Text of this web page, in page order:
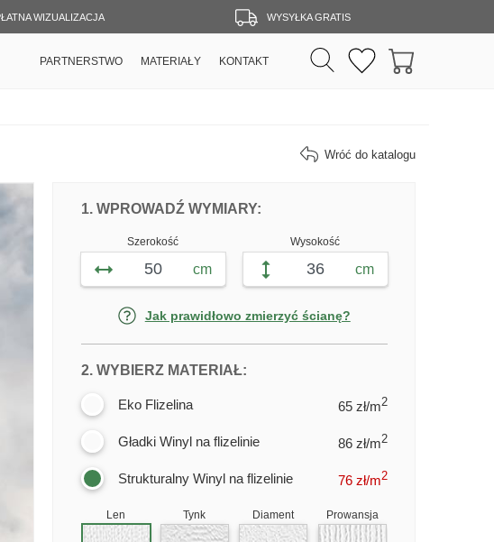
WIZUALIZACJA WYSYŁKA GRATIS
PARTNERSTWO MATERIAŁY KONTAKT
Wróć do katalogu
DOPASUJ FOTOTAPETĘ PIĘKNY BIAŁY
1. WPROWADŹ WYMIARY:FOTOTAPETY PIĘKNY BIAŁY
Szerokość
cm
Wysokość
cm
Jak prawidłowo zmierzyć ścianę?
2. WYBIERZ MATERIAŁ:DLA FOTOTAPETY PIĘKNY BIAŁY
Eko Flizelina 65 zł/m2
Gładki Winyl na flizelinie 86 zł/m2
Strukturalny Winyl na flizelinie 76zł/m2
Len Tynk Diament Prowansja